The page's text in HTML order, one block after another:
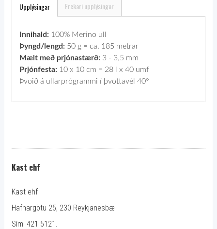
Upplýsingar Frekari upplýsingar
Innihald:100% Merino ull
Þyngd/lengd:50 g = ca. 185 metrar
Mælt með prjónastærð:3 - 3,5 mm
Prjónfesta:10 x 10 cm = 28 l x 40 umf
Þvoið á ullarprógrammi í þvottavél 40°
Kast ehf
Kast ehf
Hafnargötu 25, 230 Reykjanesbæ
Sími 421 5121.